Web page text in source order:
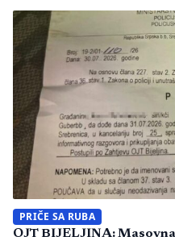
Novinara Marka Divkovića i
Nakon ranije podnesenih
protiv Anise Mahmutović i
PRIČE SA RUBA
OJT BIJELJINA: